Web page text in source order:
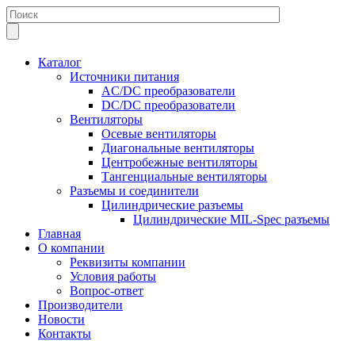
Каталог
Источники питания
AC/DC преобразователи
DC/DC преобразователи
Вентиляторы
Осевые вентиляторы
Диагональные вентиляторы
Центробежные вентиляторы
Тангенциальные вентиляторы
Разъемы и соединители
Цилиндрические разъемы
Цилиндрические MIL-Spec разъемы
Главная
О компании
Реквизиты компании
Условия работы
Вопрос-ответ
Производители
Новости
Контакты